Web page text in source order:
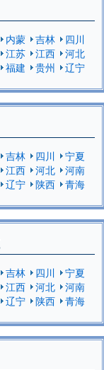
内蒙 吉林
四川
江苏 江西
河北
福建 贵州
辽宁
吉林 四川
宁夏
江西 河北
河南
辽宁 陕西
青海
吉林 四川
宁夏
江西 河北
河南
辽宁 陕西
青海